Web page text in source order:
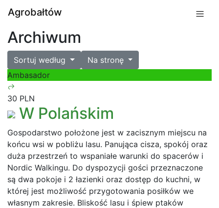
Agrobałtów
Archiwum
Sortuj według
Na stronę
Ambasador
30 PLN
W Polańskim
Gospodarstwo położone jest w zacisznym miejscu na
końcu wsi w pobliżu lasu. Panująca cisza, spokój oraz
duża przestrzeń to wspaniałe warunki do spacerów i
Nordic Walkingu. Do dyspozycji gości przeznaczone
są dwa pokoje i 2 łazienki oraz dostęp do kuchni, w
której jest możliwość przygotowania posiłków we
własnym zakresie. Bliskość lasu i śpiew ptaków